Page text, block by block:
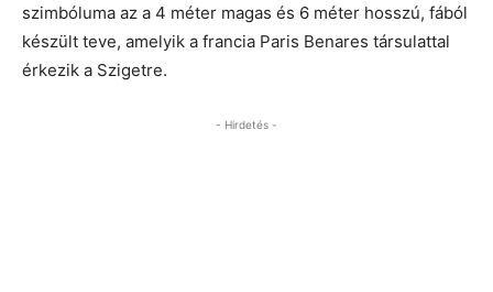
szimbóluma az a 4 méter magas és 6 méter hosszú, fából
készült teve, amelyik a francia Paris Benares társulattal
érkezik a Szigetre.
- Hirdetés -